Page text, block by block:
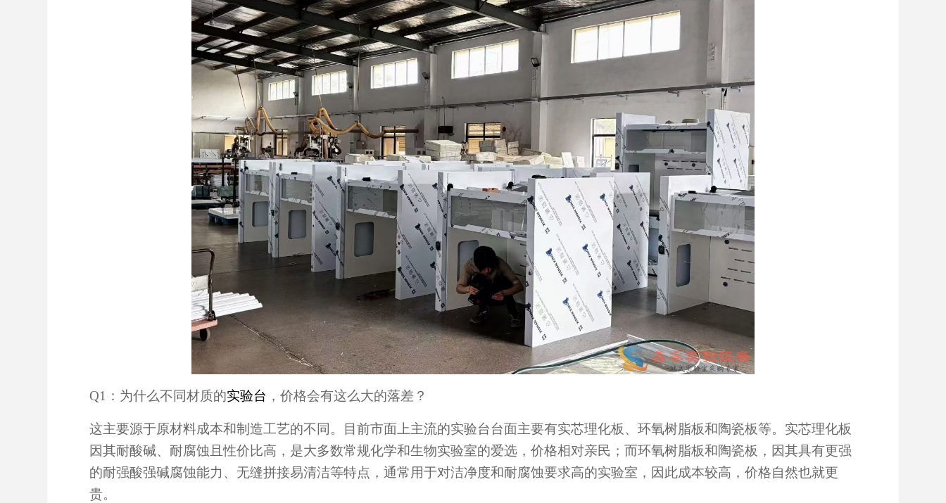
Q1：为什么不同材质的实验台 ，价格会有这么大的落差？
这主要源于原材料成本和制造工艺的不同。目前市面上主流的实验台台面主要有实芯理化板、环氧树脂板和陶瓷板等。实芯理化板
因其耐酸碱、耐腐蚀且性价比高，是大多数常规化学和生物实验室的爱选，价格相对亲民；而环氧树脂板和陶瓷板，因其具有更强
的耐强酸强碱腐蚀能力、无缝拼接易清洁等特点，通常用于对洁净度和耐腐蚀要求高的实验室，因此成本较高，价格自然也就更
贵。